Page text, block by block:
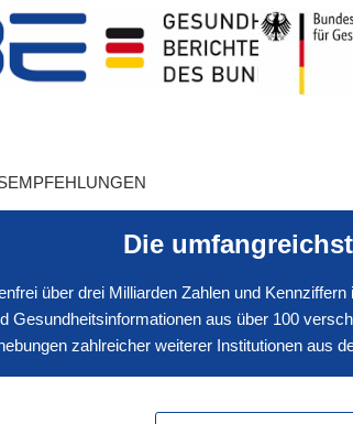
Die
über drei Milliarden Zahlen und
Gesundheitsinformationen aus über 100
zahlreicher weiterer Institutionen aus